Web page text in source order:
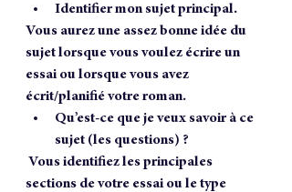
Identifier mon sujet principal.
Vous aurez une assez bonne idée du
sujet lorsque vous voulez écrire un
essai ou lorsque vous avez
écrit/planifié votre roman.
Qu’est-ce que je veux savoir à ce
sujet (les questions) ?
sections de votre essai ou le type